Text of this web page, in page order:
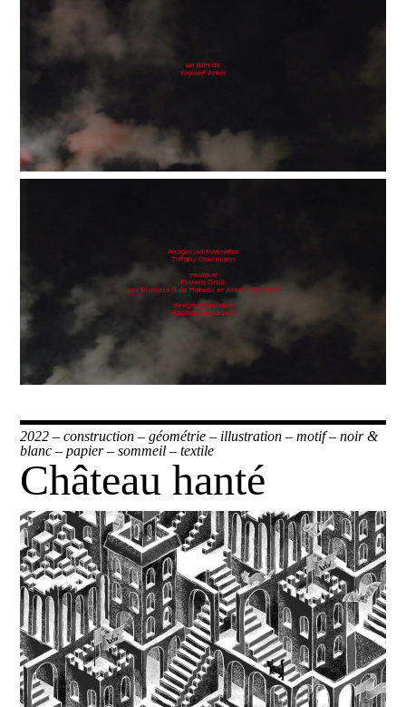
2022 –construction –géométrie – illustration –motif–noir &
blanc –papier–sommeil –textile
Château hanté